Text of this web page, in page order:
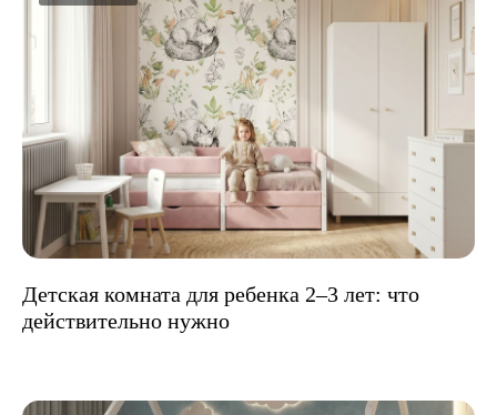
Детская комната для ребенка 2–3 лет: что
действительно нужно